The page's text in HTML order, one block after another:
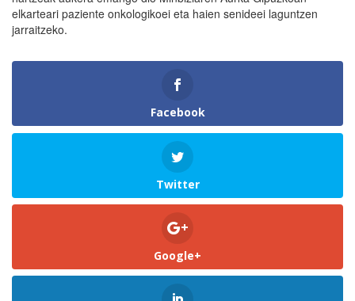
elkarteari paziente onkologikoei eta haien senideei laguntzen
jarraitzeko.
Facebook
Twitter
Google+